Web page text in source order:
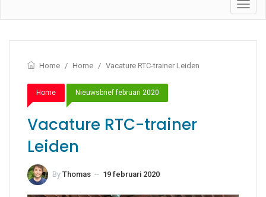
Home / Home / Vacature RTC-trainer Leiden
Home Nieuwsbrief februari 2020
Vacature RTC-trainer
Leiden
By Thomas -- 19 februari 2020